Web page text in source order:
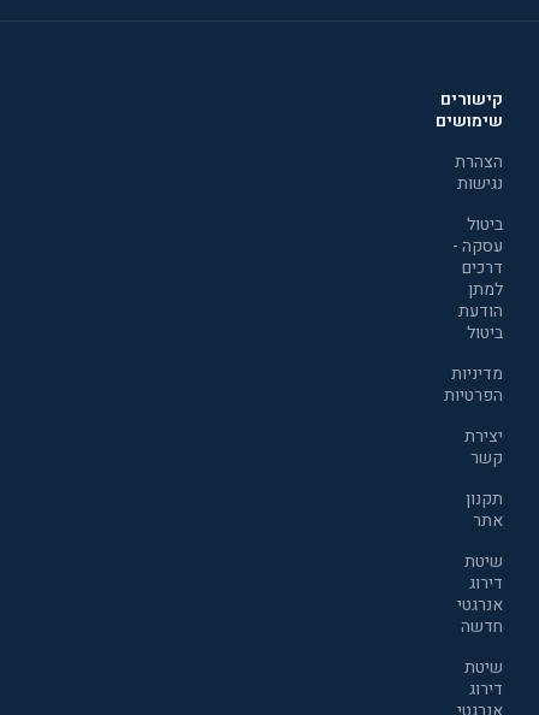
קישורים
שימושים
הצהרת
נגישות
ביטול
עסקה -
דרכים
למתן
הודעת
ביטול
מדיניות
הפרטיות
יצירת
קשר
תקנון
אתר
שיטת
דירוג
אנרגטי
חדשה
שיטת
דירוג